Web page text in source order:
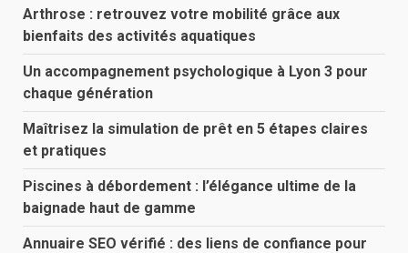
Arthrose : retrouvez votre mobilité grâce aux
bienfaits des activités aquatiques
Un accompagnement psychologique à Lyon 3 pour
chaque génération
Maîtrisez la simulation de prêt en 5 étapes claires
et pratiques
Piscines à débordement : l’élégance ultime de la
baignade haut de gamme
Annuaire SEO vérifié : des liens de confiance pour